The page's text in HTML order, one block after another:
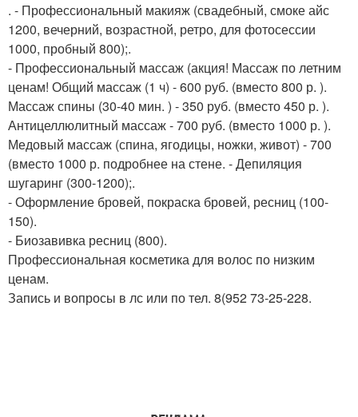
. - Профессиональный макияж (свадебный, смоке айс
1200, вечерний, возрастной, ретро, для фотосессии
1000, пробный 800);.
- Профессиональный массаж (акция! Массаж по летним
ценам! Общий массаж (1 ч) - 600 руб. (вместо 800 р. ).
Массаж спины (30-40 мин. ) - 350 руб. (вместо 450 р. ).
Антицеллюлитный массаж - 700 руб. (вместо 1000 р. ).
Медовый массаж (спина, ягодицы, ножки, живот) - 700
(вместо 1000 р. подробнее на стене. - Депиляция
шугаринг (300-1200);.
- Оформление бровей, покраска бровей, ресниц (100-
150).
- Биозавивка ресниц (800).
Профессиональная косметика для волос по низким
ценам.
Запись и вопросы в лс или по тел. 8(952 73-25-228.